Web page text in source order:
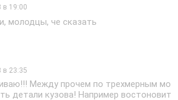
в 19:00
молодцы, че сказать
в 23:35
Между прочем по трехмерным мо
детали кузова! Например востоновит